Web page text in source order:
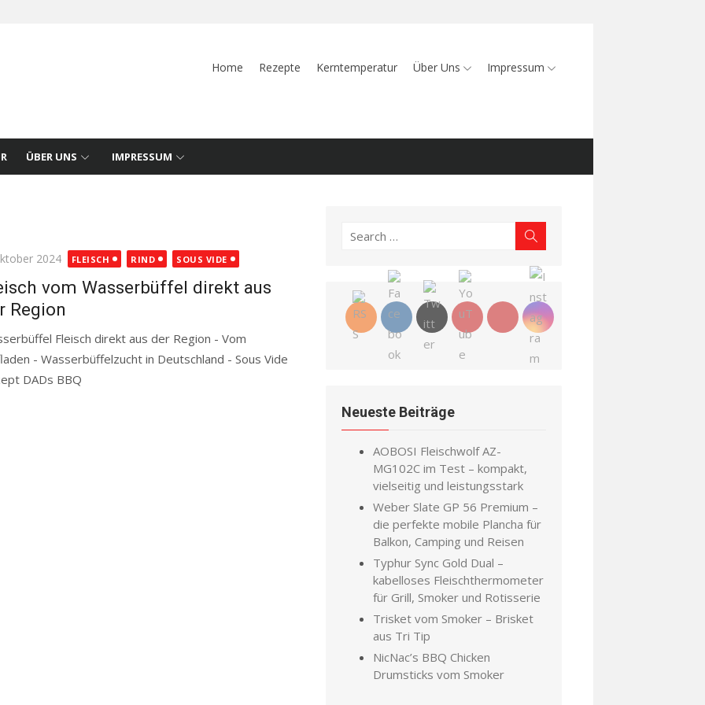
Home Rezepte Kerntemperatur Über Uns Impressum
ÜBER UNS IMPRESSUM
2024 FLEISCH RIND SOUS VIDE
vom Wasserbüffel direkt aus
Region
Fleisch direkt aus der Region - Vom
- Wasserbüffelzucht in Deutschland - Sous Vide
DADs BBQ
Search
Neueste Beiträge
AOBOSI Fleischwolf AZ-
MG102C im Test – kompakt,
vielseitig und leistungsstark
Weber Slate GP 56 Premium –
die perfekte mobile Plancha für
Balkon, Camping und Reisen
Typhur Sync Gold Dual –
kabelloses Fleischthermometer
für Grill, Smoker und Rotisserie
Trisket vom Smoker – Brisket
aus Tri Tip
NicNac’s BBQ Chicken
Drumsticks vom Smoker